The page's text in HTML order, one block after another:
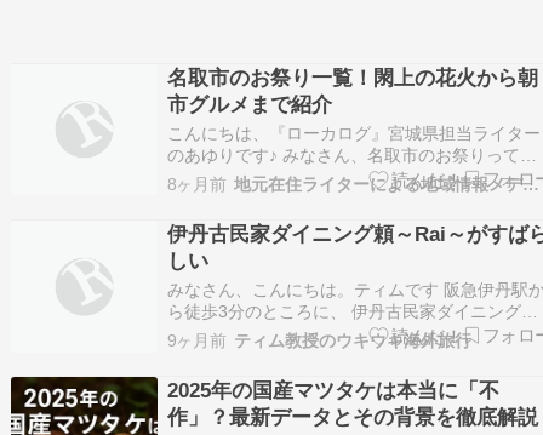
名取市のお祭り一覧！閖上の花火から朝
市グルメまで紹介
こんにちは、『ローカログ』宮城県担当ライター
のあゆりです♪ みなさん、名取市のお祭りってど
んなものがあるかご存知ですか？ 仙台市のお隣
ある名取市は、海と山の恵みに育まれた魅力あふ
れるまち。春の桜、夏の花火、秋の味覚と、 […]
8ヶ月前 地元在住ライターによる地域情報メディア『ローカログ』
伊丹古民家ダイニング頼～Rai～がすば
しい
みなさん、こんにちは。ティムです 阪急伊丹駅
ら徒歩3分のところに、 伊丹古民家ダイニング頼
～Rai～ があります。 1階はカウンター席で、2階
には掘りごたつ式の広い空間が用意されていま
す。 名物の「りゅうきゅう」980円 大分県の郷
料理で、 旬の魚介、ごま、しょうがを使った…
9ヶ月前 ティム教授のウキウキ海外旅行
2025年の国産マツタケは本当に「不
作」？最新データとその背景を徹底解説